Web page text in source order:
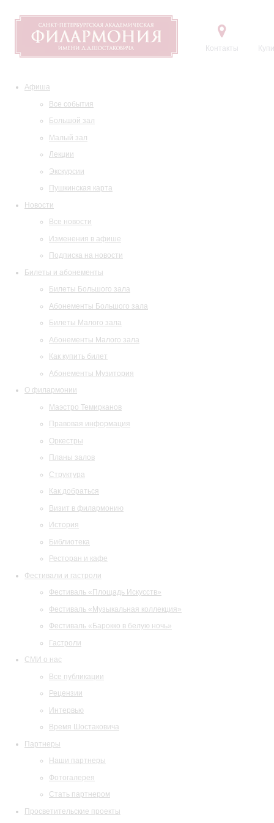
Контакты
Афиша
Все события
Большой зал
Малый зал
Лекции
Экскурсии
Пушкинская карта
Новости
Все новости
Изменения в афише
Подписка на новости
Билеты и абонементы
Билеты Большого зала
Абонементы Большого зала
Билеты Малого зала
Абонементы Малого зала
Как купить билет
Абонементы Музитория
О филармонии
Маэстро Темирканов
Правовая информация
Оркестры
Планы залов
Структура
Как добраться
Визит в филармонию
История
Библиотека
Ресторан и кафе
Фестивали и гастроли
Фестиваль «Площадь Искусств»
Фестиваль «Музыкальная коллекция»
Фестиваль «Барокко в белую ночь»
Гастроли
СМИ о нас
Все публикации
Рецензии
Интервью
Время Шостаковича
Партнеры
Наши партнеры
Фотогалерея
Стать партнером
Просветительские проекты